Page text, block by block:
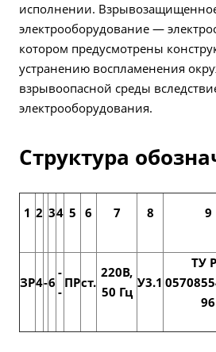
исполнении.
электрооборудование —
котором предусмотрены
устранению воспламенения
взрывоопасной среды
электрооборудования.
Структура
1 2 34 5 6 7 8 9
ЗР4-6
-
-
ПРст.
220В,
50 Гц
У3.1
ТУ
96